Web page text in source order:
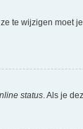
te wijzigen moet
status . Als je